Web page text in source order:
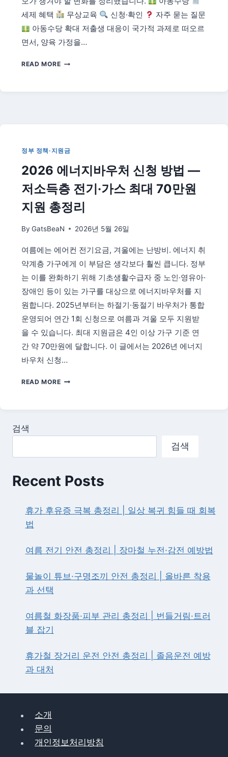
나
세제 혜택
무상교육 신청·확인
자주 묻는 질문
아동수당 확대 저출생 대응이 국가적 과제로 떠오르
면서, 양육 가정을…
READ MORE2026
지
|
동
수
당
확
대
보
·
교
육
비
혜
택
정부 정책·지원금
2026 에너지바우처 신청 방법 —
저소득층 전기·가스 최대 70만원
지원 총정리
By GatsBeaN 2026년 5월 26일
여름에는 에어컨 전기요금, 겨울에는 난방비. 에너지 취
약계층 가구에게 이 부담은 생각보다 훨씬 큽니다. 정부
는 이를 완화하기 위해 기초생활수급자 중 노인·영유아·
장애인 등이 있는 가구를 대상으로 에너지바우처를 지
원합니다. 2025년부터는 하절기·동절기 바우처가 통합
운영되어 연간 1회 신청으로 여름과 겨울 모두 지원받
을 수 있습니다. 최대 지원금은 4인 이상 가구 기준 연
간 약 70만원에 달합니다. 이 글에서는 2026년 에너지
바우처 신청…
READ MORE2026
지
방
법
저
전
·
가
대
지
검색
검색
Recent Posts
휴가 후유증 극복 총정리 | 일상 복귀 힘들 때 회복
법
여름 전기 안전 총정리 | 장마철 누전·감전 예방법
물놀이 튜브·구명조끼 안전 총정리 | 올바른 착용
과 선택
여름철 화장품·피부 관리 총정리 | 번들거림·트러
블 잡기
휴가철 장거리 운전 안전 총정리 | 졸음운전 예방
과 대처
소개
문의
개인정보처리방침